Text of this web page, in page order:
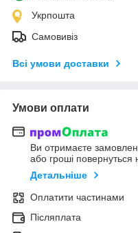
Укрпошта
Самовивіз
Всі умови доставки
Умови оплати
Ви отримаєте
або гроші повернуться
Детальніше
Оплатити частинами
Післяплата